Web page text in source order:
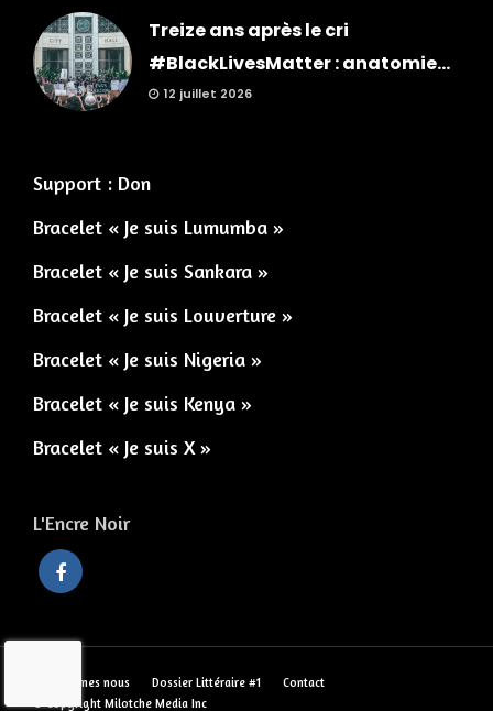
Treize ans après le cri
#BlackLivesMatter : anatomie...
12 juillet 2026
Support : Don
Bracelet « Je suis Lumumba »
Bracelet « Je suis Sankara »
Bracelet « Je suis Louverture »
Bracelet « Je suis Nigeria »
Bracelet « Je suis Kenya »
Bracelet « Je suis X »
L'Encre Noir
Qui sommes nous Dossier Littéraire #1
Contact
© Copyright Milotche Media Inc